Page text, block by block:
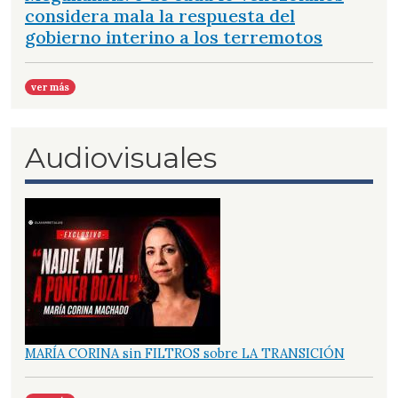
considera mala la respuesta del
gobierno interino a los terremotos
ver más
Audiovisuales
MARÍA CORINA sin FILTROS sobre LA TRANSICIÓN